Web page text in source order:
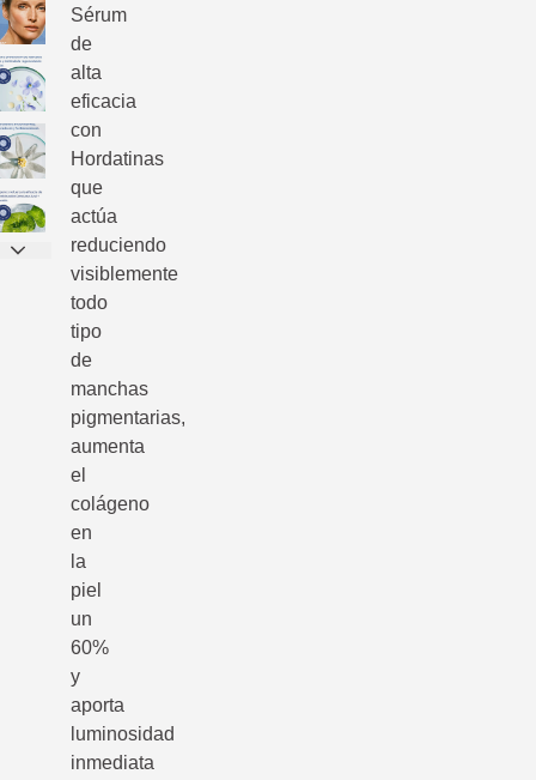
Sérum
de
alta
eficacia
con
Hordatinas
que
actúa
reduciendo
visiblemente
todo
tipo
de
manchas
pigmentarias,
aumenta
el
colágeno
en
la
piel
un
60%
y
aporta
luminosidad
inmediata